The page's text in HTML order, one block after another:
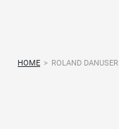
HOME > ROLAND DANUSER